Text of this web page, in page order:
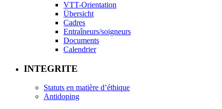
VTT-Orientation
Übersicht
Cadres
Entraîneurs/soigneurs
Documents
Calendrier
INTEGRITE
Statuts en matière d’éthique
Antidoping